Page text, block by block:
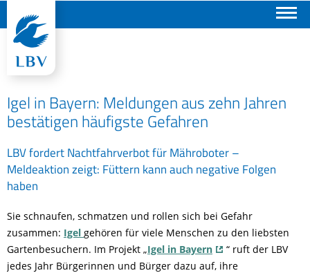
Igel in Bayern: Meldungen aus zehn Jahren
bestätigen häufigste Gefahren
LBV fordert Nachtfahrverbot für Mähroboter –
Meldeaktion zeigt: Füttern kann auch negative Folgen
haben
Sie schnaufen, schmatzen und rollen sich bei Gefahr
zusammen: Igel gehören für viele Menschen zu den liebsten
Gartenbesuchern. Im Projekt „Igel in Bayern
“ ruft der LBV
jedes Jahr Bürgerinnen und Bürger dazu auf, ihre